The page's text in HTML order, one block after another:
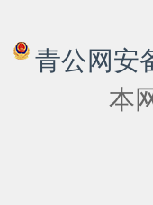
青公网安
本